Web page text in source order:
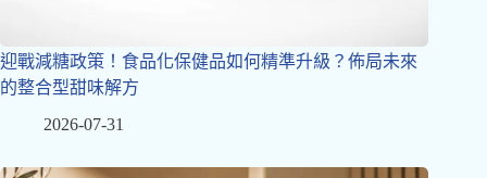
迎戰減糖政策！食品化保健品如何精準升級？佈局未來
的整合型甜味解方
2026-07-31